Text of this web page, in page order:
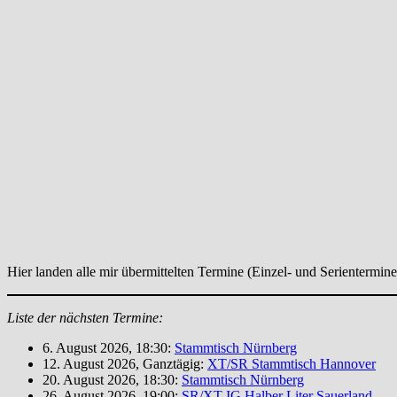
Hier landen alle mir übermittelten Termine (Einzel- und
Liste der nächsten Termine:
6. August 2026, 18:30: Stammtisch Nürnberg
12. August 2026, Ganztägig: XT/SR Stammtisch Hannover
20. August 2026, 18:30: Stammtisch Nürnberg